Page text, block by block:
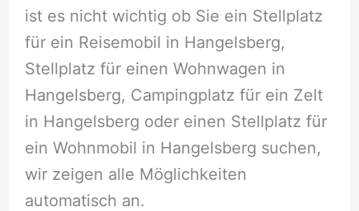
ist es nicht wichtig ob Sie ein Stellplatz
für ein Reisemobil in Hangelsberg,
Stellplatz für einen Wohnwagen in
Hangelsberg, Campingplatz für ein Zelt
in Hangelsberg oder einen Stellplatz für
ein Wohnmobil in Hangelsberg suchen,
wir zeigen alle Möglichkeiten
automatisch an.